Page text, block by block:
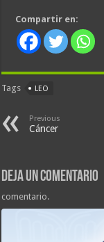
Compartir en:
Tags LEO
Previous
Cáncer
Deja un comentario
comentario.